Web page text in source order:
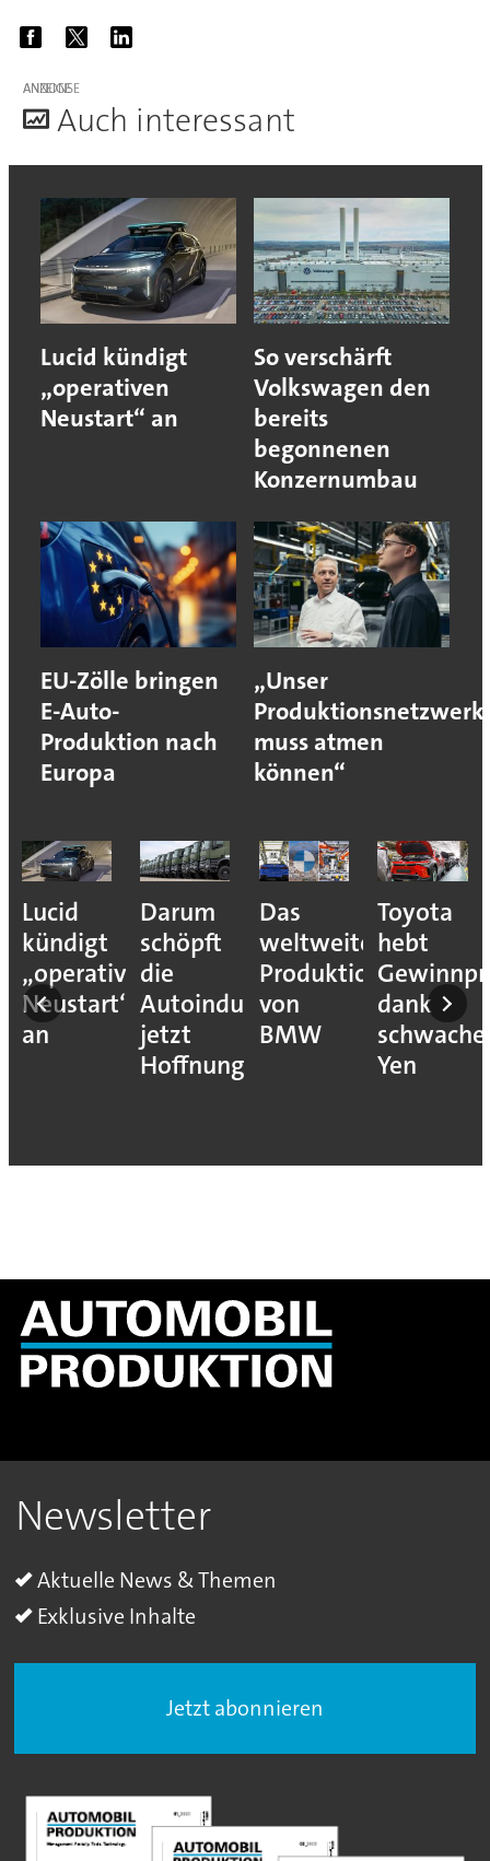
ANZEIGE
Auch interessant
Lucid kündigt
„operativen
Neustart“ an
So verschärft
Volkswagen den
bereits
begonnenen
Konzernumbau
EU-Zölle bringen
E-Auto-
Produktion nach
Europa
„Unser
Produktionsnetzwerk
muss atmen
können“
Lucid
kündigt
„operativen
Neustart“
an
Darum
schöpft
die
Autoindustrie
jetzt
Hoffnung
Das
weltweite
von
BMW
Toyota
hebt
dank
Yen
Newsletter
Aktuelle News & Themen
Exklusive Inhalte
Jetzt abonnieren